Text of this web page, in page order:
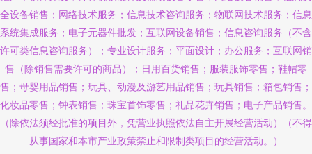
全设备销售；网络技术服务；信息技术咨询服务；物联网技术服务；信息
系统集成服务；电子元器件批发；互联网设备销售；信息咨询服务（不含
许可类信息咨询服务）；专业设计服务；平面设计；办公服务；互联网销
售（除销售需要许可的商品）；日用百货销售；服装服饰零售；鞋帽零
售；母婴用品销售；玩具、动漫及游艺用品销售；玩具销售；箱包销售；
化妆品零售；钟表销售；珠宝首饰零售；礼品花卉销售；电子产品销售。
（除依法须经批准的项目外，凭营业执照依法自主开展经营活动）（不得
从事国家和本市产业政策禁止和限制类项目的经营活动。）